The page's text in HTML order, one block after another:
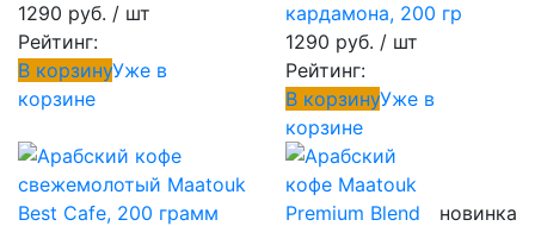
1290 руб. / шт
Рейтинг:
В корзинуУже в
корзине
кардамона, 200 гр
1290 руб. / шт
Рейтинг:
В корзинуУже в
корзине
новинка